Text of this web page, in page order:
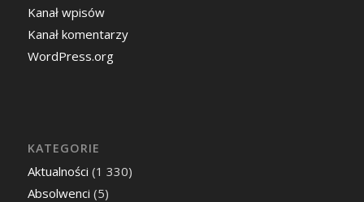
Kanał wpisów
Kanał komentarzy
WordPress.org
KATEGORIE
Aktualności (1 330)
Absolwenci (5)